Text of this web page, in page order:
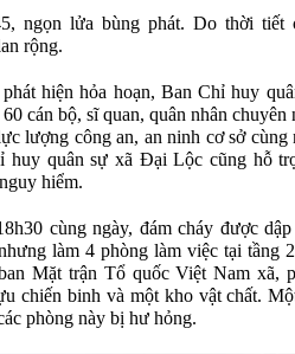
ngọn lửa bùng phát. Do thời tiết
rộng.
hiện hỏa hoạn, Ban Chỉ huy
cán bộ, sĩ quan, quân nhân
lượng công an, an ninh cơ sở cùng
huy quân sự xã Đại Lộc cũng hỗ
hiểm.
cùng ngày, đám cháy được
làm 4 phòng làm việc tại tầng
Mặt trận Tổ quốc Việt Nam xã,
chiến binh và một kho vật chất.
phòng này bị hư hỏng.